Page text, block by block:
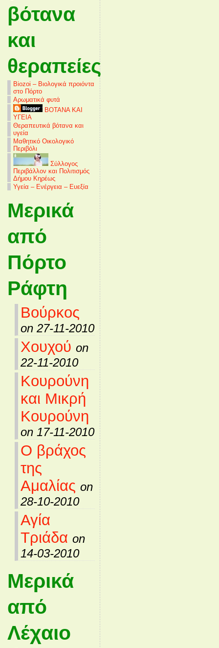
βότανα
και
θεραπείες
Biozoi – Βιολογικά προιόντα
στο Πόρτο
Αρωματικά φυτά
ΒΟΤΑΝΑ ΚΑΙ
ΥΓΕΙΑ
Θεραπευτικά βότανα και
υγεία
Μαθητικό Οικολογικό
Περιβόλι
Σύλλογος
Περιβάλλον και Πολιτισμός
Δήμου Κηρέως
Υγεία – Ενέργεια – Ευεξία
Μερικά
από
Πόρτο
Ράφτη
Βούρκος
on 27-11-2010
Χουχού on
22-11-2010
Κουρούνη
και Μικρή
Κουρούνη
on 17-11-2010
Ο βράχος
της
Αμαλίας on
28-10-2010
Αγία
Τριάδα on
14-03-2010
Μερικά
από
Λέχαιο